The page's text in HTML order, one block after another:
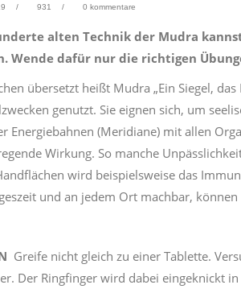
931 0 kommentare
alten Technik der Mudra
Wende dafür nur die richtigen
übersetzt heißt Mudra „Ein Siegel,
genutzt. Sie eignen sich, um
Energiebahnen (Meridiane) mit allen
Wirkung. So manche
wird beispielsweise das
und an jedem Ort machbar,
Greife nicht gleich zu einer Tablette.
Der Ringfinger wird dabei eingeknickt